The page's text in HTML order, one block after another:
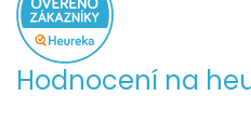
Hodnocení na